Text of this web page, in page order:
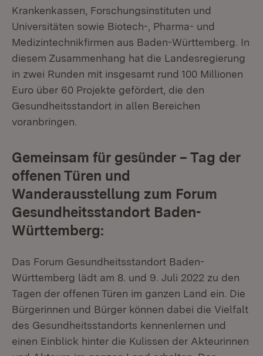
Krankenkassen, Forschungsinstituten und
Universitäten sowie Biotech-, Pharma- und
Medizintechnikfirmen aus Baden-Württemberg. In
diesem Zusammenhang hat die Landesregierung
in zwei Runden mit insgesamt rund 100 Millionen
Euro über 60 Projekte gefördert, die den
Gesundheitsstandort in allen Bereichen
voranbringen.
Gemeinsam für gesünder – Tag der
offenen Türen und
Wanderausstellung zum Forum
Gesundheitsstandort Baden-
Württemberg:
Das Forum Gesundheitsstandort Baden-
Württemberg lädt am 8. und 9. Juli 2022 zu den
Tagen der offenen Türen im ganzen Land ein. Die
Bürgerinnen und Bürger können dabei die Vielfalt
des Gesundheitsstandorts kennenlernen und
einen Einblick hinter die Kulissen der Akteurinnen